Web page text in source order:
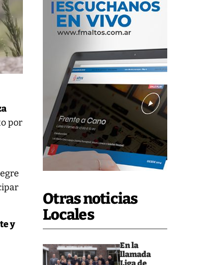
Otras noticias
Locales
En la
llamada
por
y